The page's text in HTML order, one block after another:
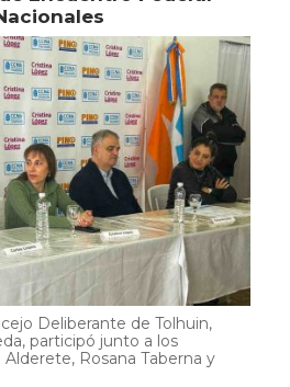
Deliberante de Tolhuin,
participó junto a los
Rosana Taberna y